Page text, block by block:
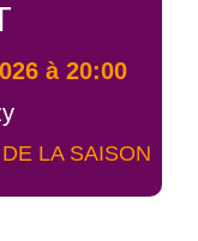
à 20:00
LA SAISON